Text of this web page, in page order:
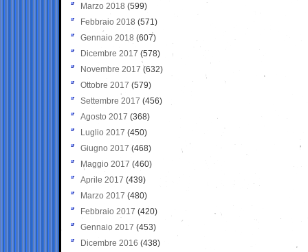
Marzo 2018 (599)
Febbraio 2018 (571)
Gennaio 2018 (607)
Dicembre 2017 (578)
Novembre 2017 (632)
Ottobre 2017 (579)
Settembre 2017 (456)
Agosto 2017 (368)
Luglio 2017 (450)
Giugno 2017 (468)
Maggio 2017 (460)
Aprile 2017 (439)
Marzo 2017 (480)
Febbraio 2017 (420)
Gennaio 2017 (453)
Dicembre 2016 (438)